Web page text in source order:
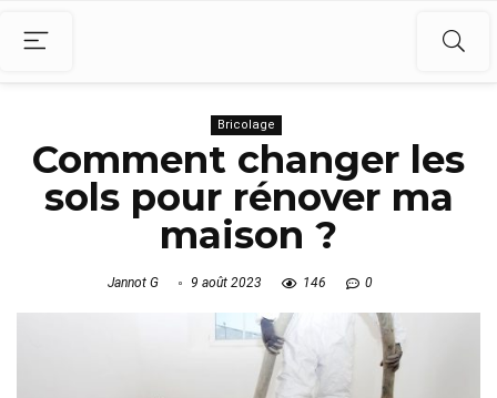
Bricolage
Comment changer les
sols pour rénover ma
maison ?
Jannot G 9 août 2023 146 0